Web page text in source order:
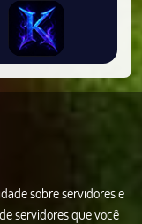
sobre servidores e
servidores que você